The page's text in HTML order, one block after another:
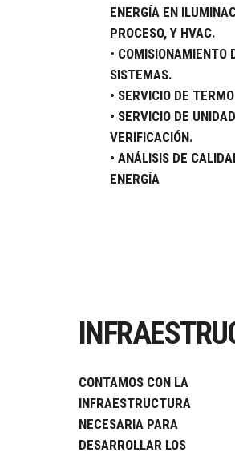
ENERGÍA EN
PROCESO, Y HVAC.
• COMISIONAMIENTO
SISTEMAS.
• SERVICIO DE
• SERVICIO DE
VERIFICACIÓN.
• ANÁLISIS DE
ENERGÍA
CONTAMOS CON LA
INFRAESTRUCTURA
NECESARIA PARA
DESARROLLAR LOS